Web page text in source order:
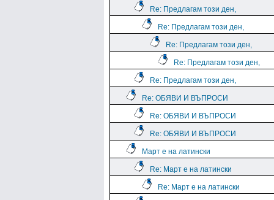
Re: Предлагам този ден,
Re: Предлагам този ден,
Re: Предлагам този ден,
Re: Предлагам този ден,
Re: Предлагам този ден,
Re: ОБЯВИ И ВЪПРОСИ
Re: ОБЯВИ И ВЪПРОСИ
Re: ОБЯВИ И ВЪПРОСИ
Март е на латински
Re: Март е на латински
Re: Март е на латински